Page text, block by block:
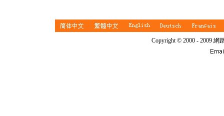
Copyright © 2000 - 2009 網